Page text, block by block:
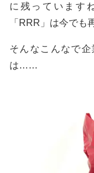
に残っています
「RRR」は今でも
そんなこんなで
は……